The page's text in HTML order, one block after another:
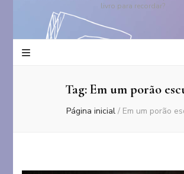
livro para recordar?
Tag:Em um porão
Página inicial / Em um porão